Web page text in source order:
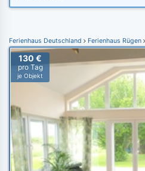
Ferienhaus Deutschland Ferienhaus Rügen
130 €
pro Tag
je Objekt